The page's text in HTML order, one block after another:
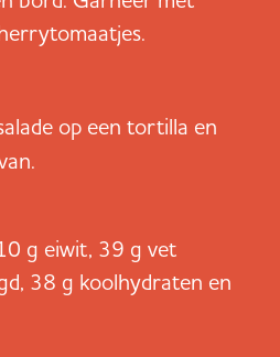
op een tortilla en
g eiwit, 39 g vet
38 g koolhydraten en